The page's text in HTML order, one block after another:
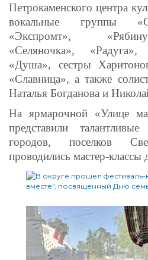
Петрокаменского центра
вокальные группы
«Экспромт»,
«Селяночка»,
«Душа», сестры
«Славница», а также
Наталья Богданова и
На ярмарочной «Улице
представили
городов, поселков
проводились мастер-классы